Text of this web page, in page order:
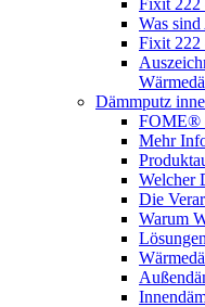
Fixit 222
Was
Fixit 222
Dämmputz
FOME®
Mehr
Welcher
Die
Warum